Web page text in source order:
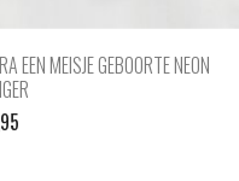
EEN MEISJE GEBOORTE NEON